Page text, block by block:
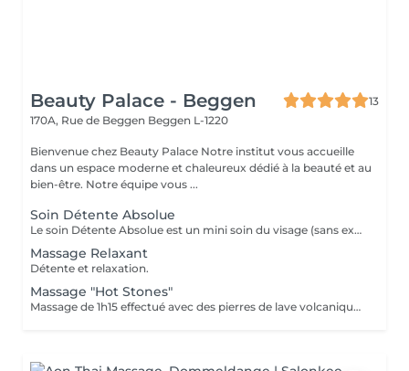
Beauty Palace - Beggen
13
170A, Rue de Beggen Beggen L-1220
Bienvenue chez Beauty Palace Notre institut vous accueille
dans un espace moderne et chaleureux dédié à la beauté et au
bien-être. Notre équipe vous ...
Soin Détente Absolue
Le soin Détente Absolue est un mini soin du visage (sans extraction des points noirs) et un massage du corps d'une durée totale de 1h30. On commence par un massage relaxant sur la face arrière, jambes puis dos. Face avant mini soin visage (nettoyant + gommage #FACE PERFECTION) massage du décolleté, du visage et pendant la pose du masque, on effectue un massage relaxant sur les jambes et pieds. Un soin cocooning tout en douceur.
Massage Relaxant
Détente et relaxation.
Massage "Hot Stones"
Massage de 1h15 effectué avec des pierres de lave volcaniques (Basalt) chauffées jusqu'à 60°C, elles vont absorber les énergies négatives et donner des énergies positives. A la fin du soin il y a la phase de 15 min de relaxation avec des pierres semi précieuses (froides) positionnées sur les chakras pour les réaligner et enlever les blocages. Après ce soin on se sent comme vidé de quelque chose, serein et relaxé.